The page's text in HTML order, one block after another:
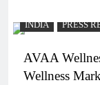
INDIA PRESS
AVAA
Wellness